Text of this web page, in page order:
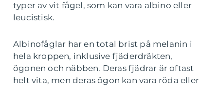
typer av vit fågel, som kan vara albino eller
leucistisk.
Albinofåglar har en total brist på melanin i
hela kroppen, inklusive fjäderdräkten,
ögonen och näbben. Deras fjädrar är oftast
helt vita, men deras ögon kan vara röda eller